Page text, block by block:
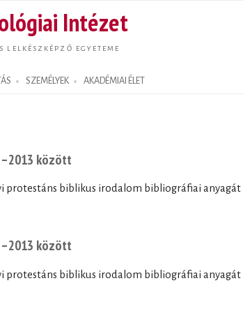
tartalomra
Intézet
EGYETEME
SZEMÉLYEK AKADÉMIAI ÉLET
között
protestáns biblikus irodalom bibliográfiai anyagát
között
protestáns biblikus irodalom bibliográfiai anyagát